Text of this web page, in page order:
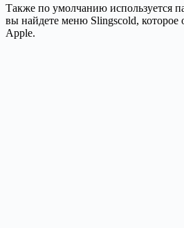
Также по умолчанию используется
вы найдете меню Slingscold,
Apple.